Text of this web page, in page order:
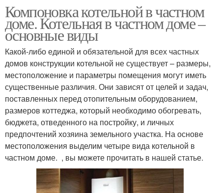
Компоновка котельной в частном
доме. Котельная в частном доме –
основные виды
Какой-либо единой и обязательной для всех частных
домов конструкции котельной не существует – размеры,
местоположение и параметры помещения могут иметь
существенные различия. Они зависят от целей и задач,
поставленных перед отопительным оборудованием,
размеров коттеджа, который необходимо обогревать,
бюджета, отведенного на постройку, и личных
предпочтений хозяина земельного участка. На основе
местоположения выделим четыре вида котельной в
частном доме. , вы можете прочитать в нашей статье.